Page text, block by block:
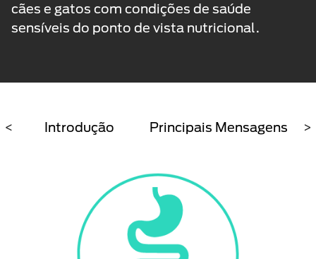
cães e gatos com condições de saúde
sensíveis do ponto de vista nutricional.
< >
Introdução Principais Mensagens